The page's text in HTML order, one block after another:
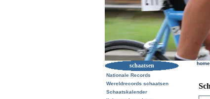
schaatsen
Nationale Records
Wereldrecords schaatsen
Schaatskalender
home